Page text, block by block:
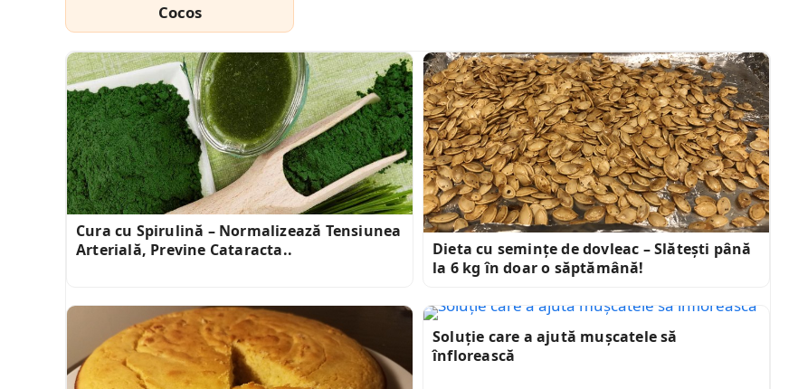
Cocos
Cura cu Spirulină – Normalizează Tensiunea
Arterială, Previne Cataracta..
Dieta cu semințe de dovleac – Slătești până
la 6 kg în doar o săptămână!
Soluție care a ajută mușcatele să
înflorească